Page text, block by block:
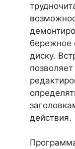
бережное
диску.
действия.